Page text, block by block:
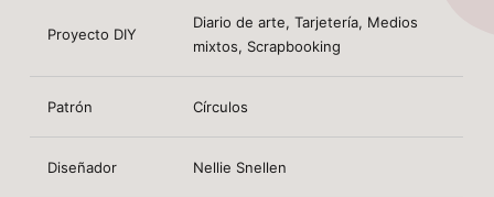
Proyecto DIY
Diario de arte, Tarjetería, Medios
mixtos, Scrapbooking
Patrón Círculos
Diseñador Nellie Snellen